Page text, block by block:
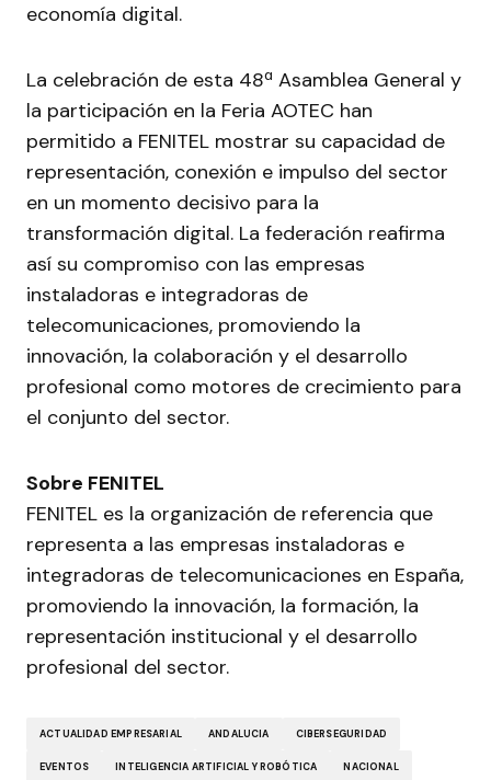
economía digital.
La celebración de esta 48ª Asamblea General y
la participación en la Feria AOTEC han
permitido a FENITEL mostrar su capacidad de
representación, conexión e impulso del sector
en un momento decisivo para la
transformación digital. La federación reafirma
así su compromiso con las empresas
instaladoras e integradoras de
telecomunicaciones, promoviendo la
innovación, la colaboración y el desarrollo
profesional como motores de crecimiento para
el conjunto del sector.
Sobre FENITEL
FENITEL es la organización de referencia que
representa a las empresas instaladoras e
integradoras de telecomunicaciones en España,
promoviendo la innovación, la formación, la
representación institucional y el desarrollo
profesional del sector.
ACTUALIDAD EMPRESARIAL ANDALUCIA CIBERSEGURIDAD
EVENTOS INTELIGENCIA ARTIFICIAL Y ROBÓTICA NACIONAL